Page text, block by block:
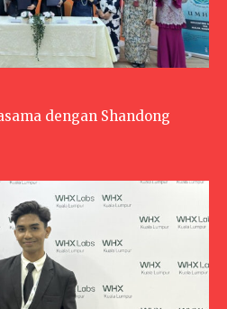
dengan Shandong